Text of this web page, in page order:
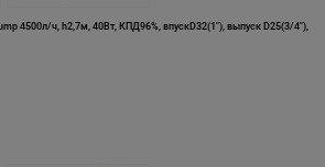
4500л/ч, h2,7м, 40Вт, КПД96%, впускD32(1"), выпуск D25(3/4"),